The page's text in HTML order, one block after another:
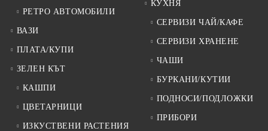
РЕТРО АВТОМОБИЛИ
ВАЗИ
ПЛАТА/КУПИ
ЗЕЛЕН КЪТ
КАШПИ
ЦВЕТАРНИЦИ
ИЗКУСТВЕНИ РАСТЕНИЯ
КУХНЯ
СЕРВИЗИ ЧАЙ/КАФЕ
СЕРВИЗИ ХРАНЕНЕ
ЧАШИ
БУРКАНИ/КУТИИ
ПОДНОСИ/ПОДЛОЖКИ
ПРИБОРИ